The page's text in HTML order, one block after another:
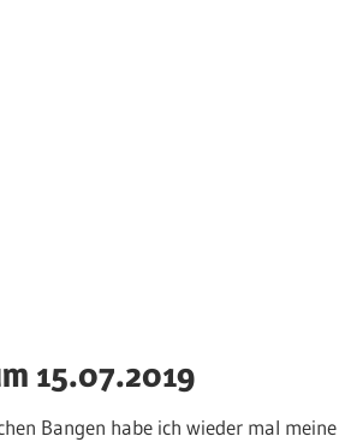
15.07.2019
Bangen habe ich wieder mal meine